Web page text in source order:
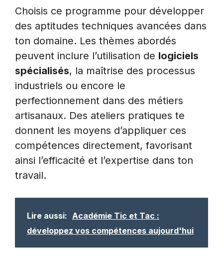
Choisis ce programme pour développer
des aptitudes techniques avancées dans
ton domaine. Les thèmes abordés
peuvent inclure l’utilisation de logiciels
spécialisés, la maîtrise des processus
industriels ou encore le
perfectionnement dans des métiers
artisanaux. Des ateliers pratiques te
donnent les moyens d’appliquer ces
compétences directement, favorisant
ainsi l’efficacité et l’expertise dans ton
travail.
Lire aussi: Académie Tic et Tac :
développez vos compétences aujourd'hui